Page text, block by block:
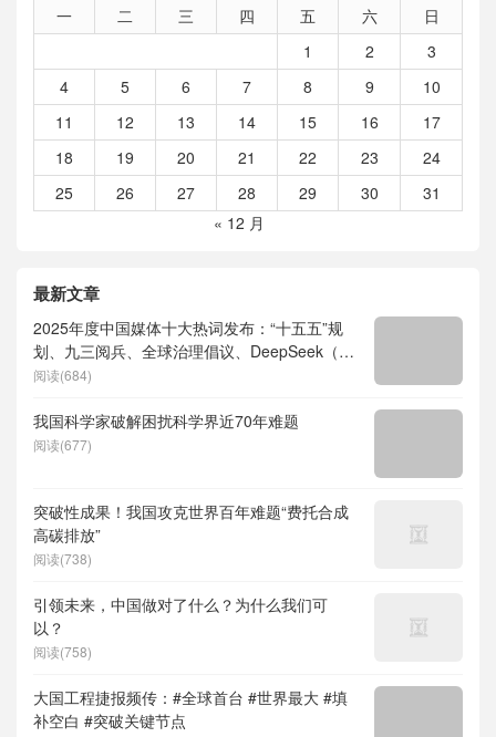
一 二 三 四 五 六
日
1
2
3
4
5 6 7 8 9
10
11
12 13 14 15 16
17
18
19 20 21 22 23
24
25
26 27 28 29 30
31
« 12 月
最新文章
2025年度中国媒体十大热词发布：“十五五”规
划、九三阅兵、全球治理倡议、DeepSeek（深
度求索）、人形机器人、苏超、票根经济、育
阅读(684)
我国科学家破解困扰科学界近70年难题
阅读(677)
突破性成果！我国攻克世界百年难题“费托合成
高碳排放”
阅读(738)
引领未来，中国做对了什么？为什么我们可
以？
阅读(758)
大国工程捷报频传：#全球首台 #世界最大 #填
补空白 #突破关键节点